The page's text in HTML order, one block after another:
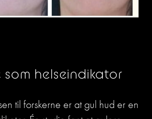
som helseindikator
til forskerne er at gul hud er en